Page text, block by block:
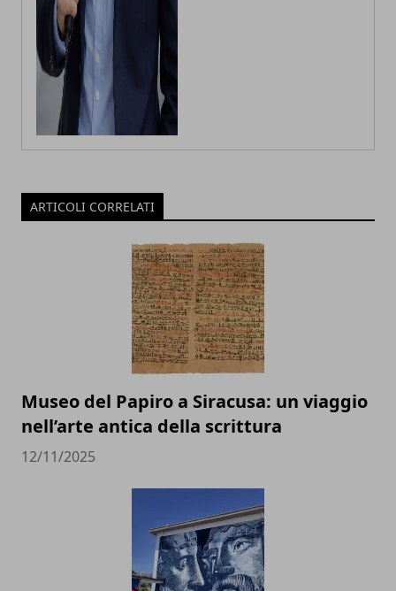
ARTICOLI CORRELATI
Museo del Papiro a Siracusa: un viaggio
nell’arte antica della scrittura
12/11/2025